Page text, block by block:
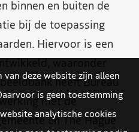
binnen en buiten de
bij de toepassing
Hiervoor is een
heeft Bureau
met de
en The Hague
deze website zijn alleen
is geen toestemming
analytische cookies